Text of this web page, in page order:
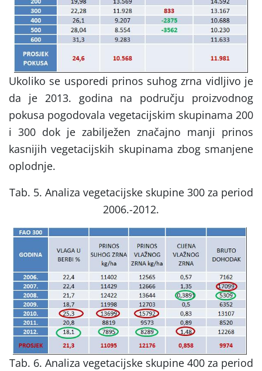
Ukoliko se usporedi prinos suhog zrna vidljivo je
da je 2013. godina na području proizvodnog
pokusa pogodovala vegetacijskim skupinama 200
i 300 dok je zabilježen značajno manji prinos
kasnijih vegetacijskih skupinama zbog smanjene
oplodnje.
Tab. 5. Analiza vegetacijske skupine 300 za period
2006.-2012.
Tab. 6. Analiza vegetacijske skupine 400 za period